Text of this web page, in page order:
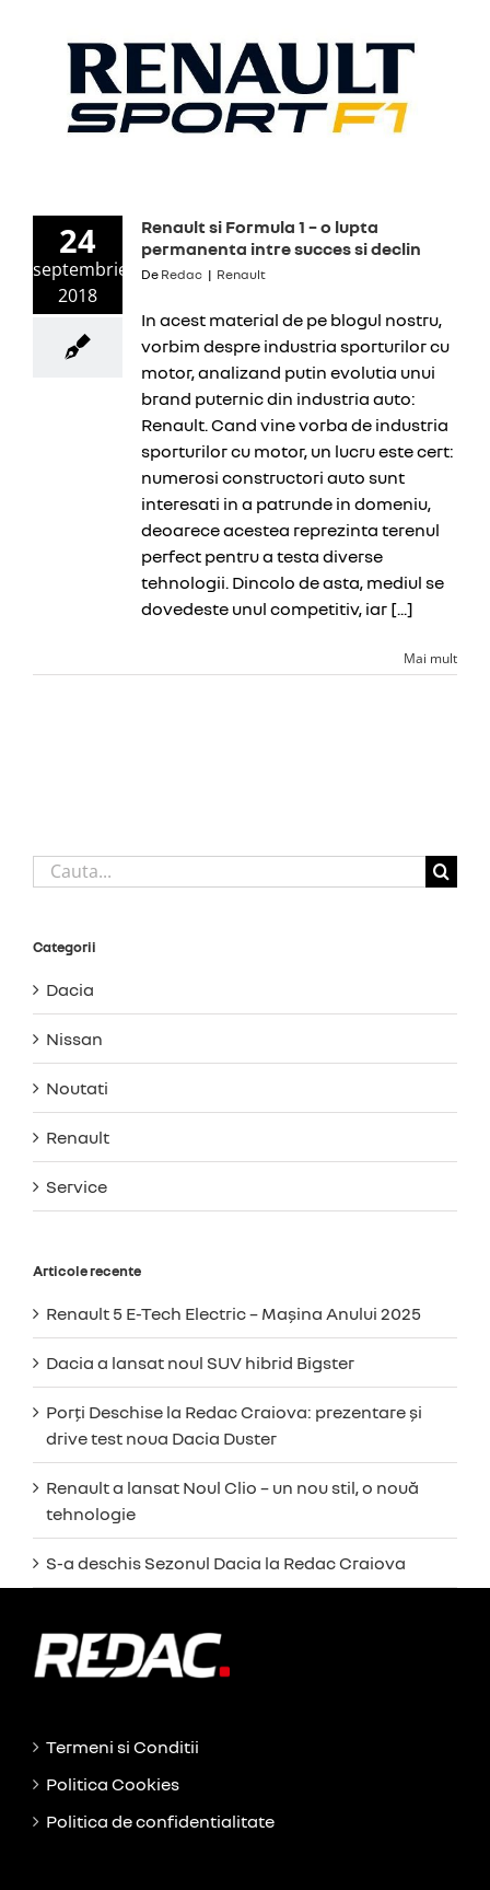
24
septembrie
2018
Renault si Formula 1 – o lupta
permanenta intre succes si declin
De Redac | Renault
In acest material de pe blogul nostru,
vorbim despre industria sporturilor cu
motor, analizand putin evolutia unui
brand puternic din industria auto:
Renault. Cand vine vorba de industria
sporturilor cu motor, un lucru este cert:
numerosi constructori auto sunt
interesati in a patrunde in domeniu,
deoarece acestea reprezinta terenul
perfect pentru a testa diverse
tehnologii. Dincolo de asta, mediul se
dovedeste unul competitiv, iar [...]
Mai mult
Cautare...
Categorii
Dacia
Nissan
Noutati
Renault
Service
Articole recente
Renault 5 E-Tech Electric – Mașina Anului 2025
Dacia a lansat noul SUV hibrid Bigster
Porți Deschise la Redac Craiova: prezentare și
drive test noua Dacia Duster
Renault a lansat Noul Clio – un nou stil, o nouă
tehnologie
S-a deschis Sezonul Dacia la Redac Craiova
Termeni si Conditii
Politica Cookies
Politica de confidentialitate